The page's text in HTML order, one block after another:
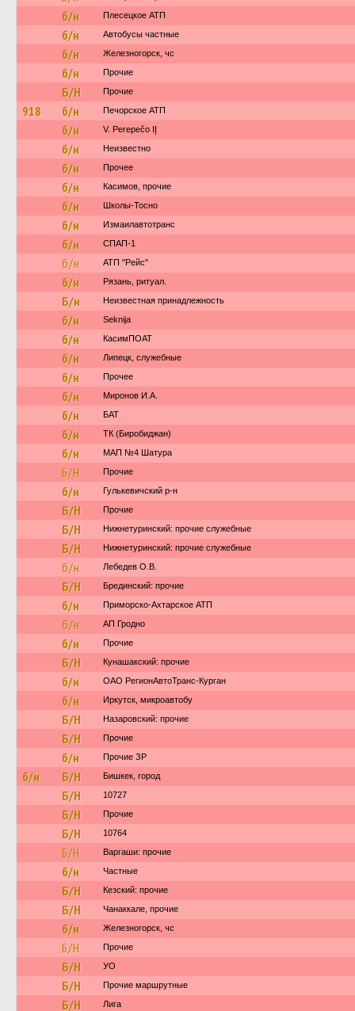
б/н Плесецкое АТП
б/н Автобусы частные
б/н Железногорск, чс
б/н Прочие
Б/Н Прочие
918 б/н Печорское АТП
б/н V. Perepečo IĮ
б/н Неизвестно
б/н Прочее
б/н Касимов, прочие
б/н Школы-Тосно
б/н Измаилавтотранс
б/н СПАП-1
б/н АТП "Рейс"
б/н Рязань, ритуал.
Б/н Неизвестная принадлежность
б/н Seknija
б/н КасимПОАТ
б/н Липецк, служебные
б/н Прочее
б/н Миронов И.А.
б/н БАТ
б/н ТК (Биробиджан)
б/н МАП №4 Шатура
Б/Н Прочие
б/н Гулькевичский р-н
Б/Н Прочие
Б/Н Нижнетуринский: прочие служебные
Б/Н Нижнетуринский: прочие служебные
б/н Лебедев О.В.
Б/Н Брединский: прочие
б/н Приморско-Ахтарское АТП
б/н АП Гродно
б/н Прочие
Б/Н Кунашакский: прочие
б/н ОАО РегионАвтоТранс-Курган
б/н Иркутск, микроавтобу
Б/Н Назаровский: прочие
Б/Н Прочие
б/н Прочие ЗР
б/н Б/Н Бишкек, город
Б/Н 10727
Б/Н Прочие
Б/Н 10764
Б/Н Варгаши: прочие
б/н Частные
Б/Н Кезский: прочие
Б/Н Чанаккале, прочие
б/н Железногорск, чс
Б/Н Прочие
Б/Н УО
Б/Н Прочие маршрутные
Б/Н Лига